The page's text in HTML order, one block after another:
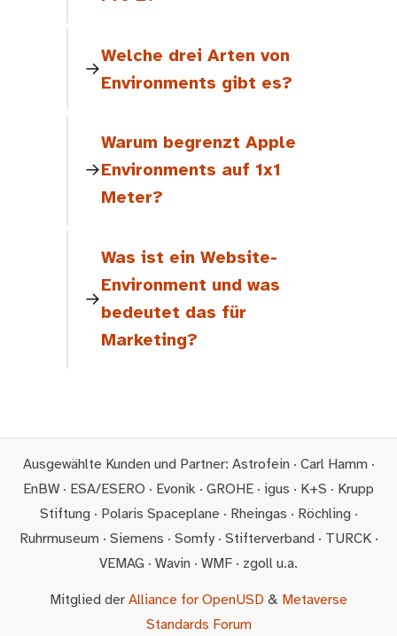
Welche drei Arten von
Environments gibt es?
Warum begrenzt Apple
Environments auf 1x1
Meter?
Was ist ein Website-
Environment und was
bedeutet das für
Marketing?
Ausgewählte Kunden und Partner: Astrofein · Carl Hamm ·
EnBW · ESA/ESERO · Evonik · GROHE · igus · K+S · Krupp
Stiftung · Polaris Spaceplane · Rheingas · Röchling ·
Ruhrmuseum · Siemens · Somfy · Stifterverband · TURCK ·
VEMAG · Wavin · WMF · zgoll u.a.
Mitglied der Alliance for OpenUSD & Metaverse
Standards Forum